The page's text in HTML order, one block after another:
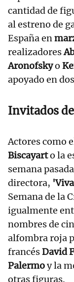
cantidad de
al estreno de
España en
realizadores
Aronofskyo
apoyado en
Invitados
Actores como
Biscayarto la
semana
directora,
Semana de la
igualmente
nombres de
alfombra roja
francésDavid
Palermoy la
otras figuras.